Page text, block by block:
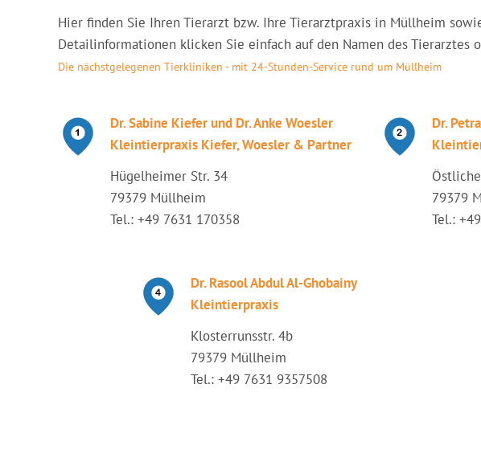
Hier finden Sie Ihren Tierarzt bzw. Ihre Tierarztpraxis in Müllheim
Detailinformationen klicken Sie einfach auf den Namen des Tierarztes
Die nächstgelegenen Tierkliniken - mit 24-Stunden-Service rund um Müllheim
Dr. Sabine Kiefer und Dr. Anke Woesler
Kleintierpraxis Kiefer, Woesler & Partner
Hügelheimer Str. 34
79379 Müllheim
Tel.: +49 7631 170358
Dr.
79379
Tel.:
Dr. Rasool Abdul Al-Ghobainy
Kleintierpraxis
Klosterrunsstr. 4b
79379 Müllheim
Tel.: +49 7631 9357508